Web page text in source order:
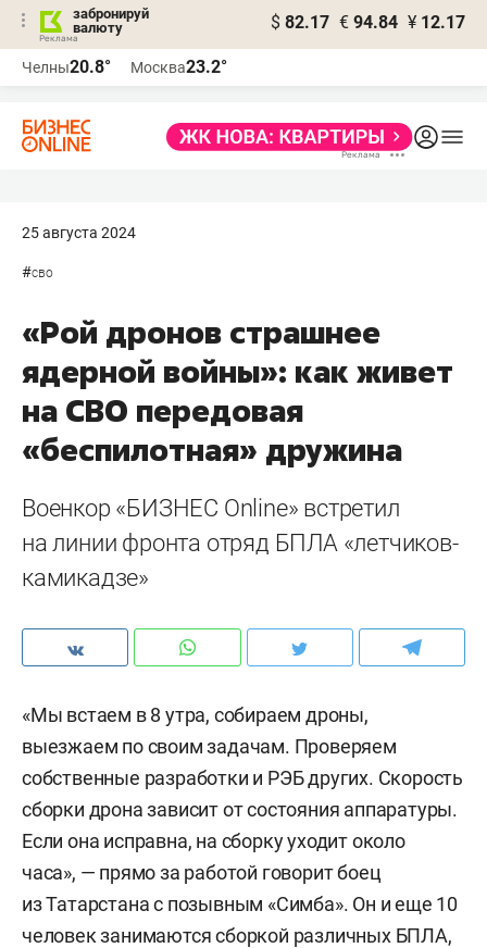
забронируй
валюту
$ 82.17 € 94.84 ¥ 12.17
Челны20.8° Москва23.2°
25 августа 2024
#сво
«Рой дронов страшнее
ядерной войны»: как живет
на СВО передовая
«беспилотная» дружина
Военкор «БИЗНЕС Online» встретил
на линии фронта отряд БПЛА «летчиков-
камикадзе»
«Мы встаем в 8 утра, собираем дроны,
выезжаем по своим задачам. Проверяем
собственные разработки и РЭБ других. Скорость
сборки дрона зависит от состояния аппаратуры.
Если она исправна, на сборку уходит около
часа», — прямо за работой говорит боец
из Татарстана с позывным «Симба». Он и еще 10
человек занимаются сборкой различных БПЛА,